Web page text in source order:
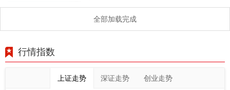
且在字以内：
全部加载完成
行情指数
上证走势 深证走势 创业走势